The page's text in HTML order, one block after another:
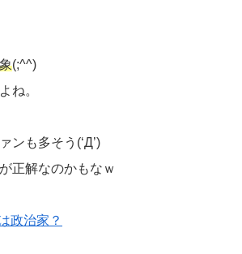
(;^^)
ね。
ンも多そう(‘Д’)
正解なのかもなｗ
政治家？